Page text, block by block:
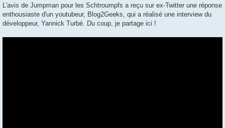
L'avis de Jumpman pour les Schtroumpfs a reçu sur ex-Twitter une réponse
enthousiaste d'un youtubeur, Blog2Geeks, qui a réalisé une interview du
développeur, Yannick Turbé. Du coup, je partage ici !